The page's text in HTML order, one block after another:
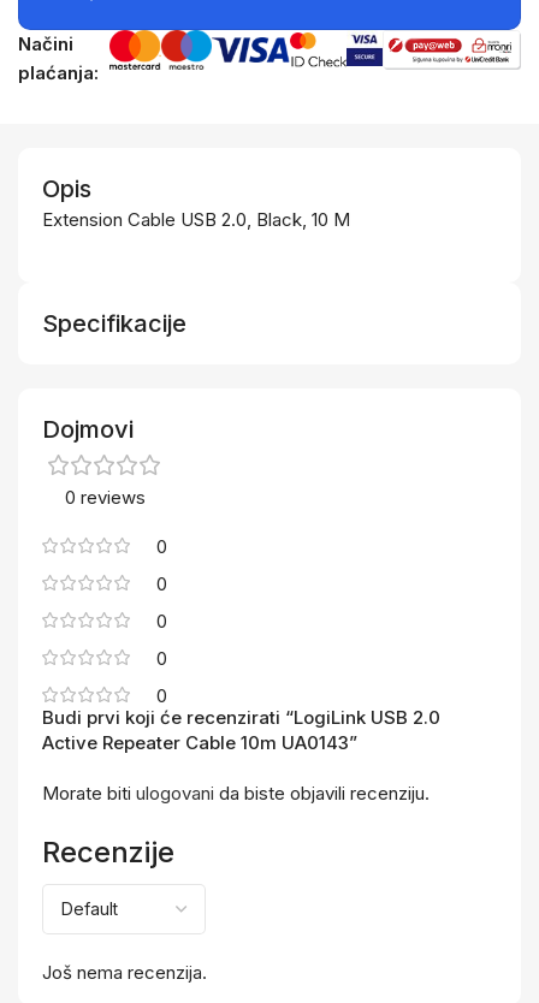
Načini
plaćanja:
Opis
Extension Cable USB 2.0, Black, 10 M
Specifikacije
Dojmovi
0 reviews
0
0
0
0
0
Recenzije
Još nema recenzija.
Budi prvi koji će recenzirati “LogiLink USB 2.0
Active Repeater Cable 10m UA0143”
Morate biti ulogovani da biste objavili recenziju.